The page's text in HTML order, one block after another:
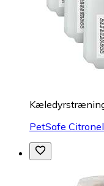
PetSafe